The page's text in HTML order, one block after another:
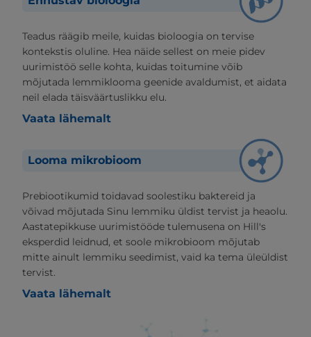
Teadus räägib meile, kuidas bioloogia on tervise
kontekstis oluline. Hea näide sellest on meie pidev
uurimistöö selle kohta, kuidas toitumine võib
mõjutada lemmiklooma geenide avaldumist, et aidata
neil elada täisväärtuslikku elu.
Vaata lähemalt
Looma mikrobioom
Prebiootikumid toidavad soolestiku baktereid ja
võivad mõjutada Sinu lemmiku üldist tervist ja heaolu.
Aastatepikkuse uurimistööde tulemusena on Hill's
eksperdid leidnud, et soole mikrobioom mõjutab
mitte ainult lemmiku seedimist, vaid ka tema üleüldist
tervist.
Vaata lähemalt